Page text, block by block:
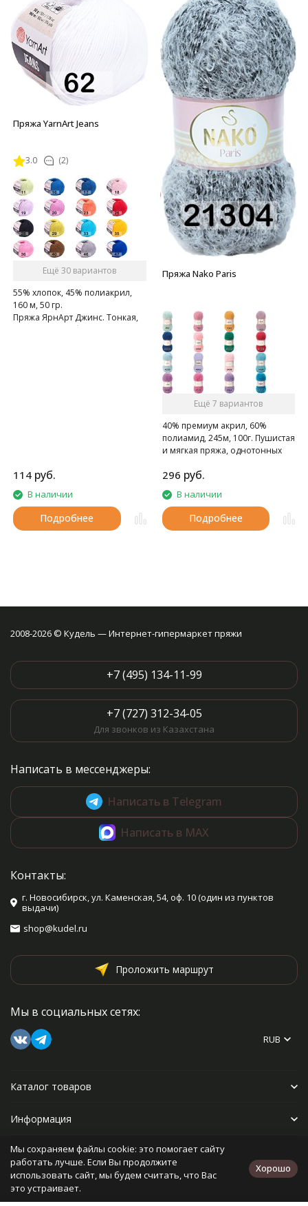
Пряжа YarnArt Jeans
3.0 (2)
Ещё 30 вариантов
55% хлопок, 45% полиакрил,
160 м, 50 гр.
Пряжа ЯрнАрт Джинс. Тонкая,
мягкая, слегка бархатистая
114 руб.
В наличии
Подробнее
Пряжа Nako Paris
Ещё 7 вариантов
40% премиум акрил, 60%
полиамид, 245м, 100г. Пушистая
и мягкая пряжа, однотонных
296 руб.
В наличии
Подробнее
2008-2026 © Кудель — Интернет-гипермаркет пряжи
+7 (495) 134-11-99
+7 (727) 312-34-05
Для звонков из Казахстана
Написать в мессенджеры:
Написать в Telegram
Написать в MAX
Контакты:
г. Новосибирск, ул. Каменская, 54, оф. 10 (один из пунктов
выдачи)
shop@kudel.ru
Проложить маршрут
Мы в социальных сетях:
RUB
Каталог товаров
Информация
Прочее
Политика персональных данных
Мы сохраняем файлы cookie: это помогает сайту
работать лучше. Если Вы продолжите
использовать сайт, мы будем считать, что Вас
это устраивает.
Хорошо